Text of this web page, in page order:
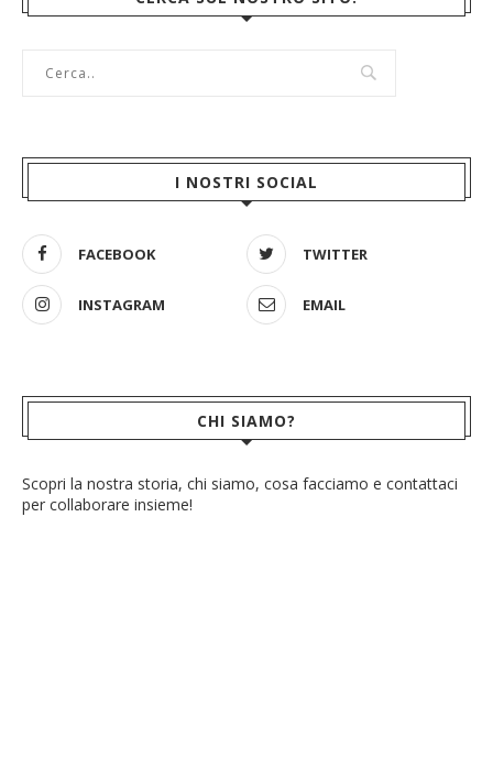
I NOSTRI SOCIAL
FACEBOOK TWITTER
INSTAGRAM EMAIL
CHI SIAMO?
Scopri la nostra storia, chi siamo, cosa facciamo e contattaci
per collaborare insieme!